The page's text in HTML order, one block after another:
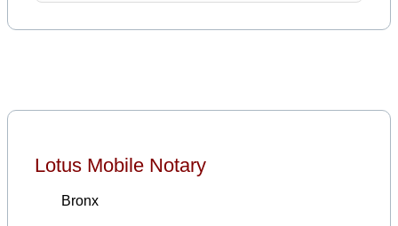
Lotus Mobile Notary
Bronx